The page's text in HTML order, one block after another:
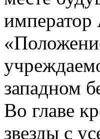
император
западном
Во главе
звезды с